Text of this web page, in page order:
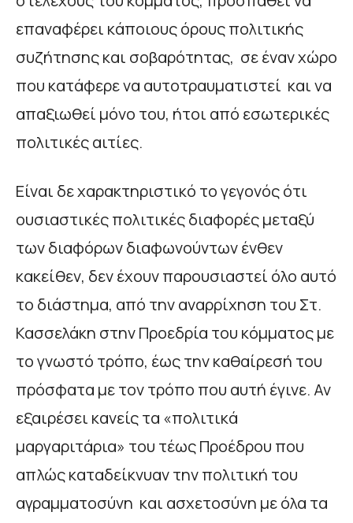
επαναφέρει κάποιους όρους πολιτικής
συζήτησης και σοβαρότητας, σε έναν χώρο
που κατάφερε να αυτοτραυματιστεί και να
απαξιωθεί μόνο του, ήτοι από εσωτερικές
πολιτικές αιτίες.
Είναι δε χαρακτηριστικό το γεγονός ότι
ουσιαστικές πολιτικές διαφορές μεταξύ
των διαφόρων διαφωνούντων ένθεν
κακείθεν, δεν έχουν παρουσιαστεί όλο αυτό
το διάστημα, από την αναρρίχηση του Στ.
Κασσελάκη στην Προεδρία του κόμματος με
το γνωστό τρόπο, έως την καθαίρεσή του
πρόσφατα με τον τρόπο που αυτή έγινε. Αν
εξαιρέσει κανείς τα «πολιτικά
μαργαριτάρια» του τέως Προέδρου που
απλώς καταδείκνυαν την πολιτική του
αγραμματοσύνη και ασχετοσύνη με όλα τα